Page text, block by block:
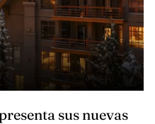
sus nuevas